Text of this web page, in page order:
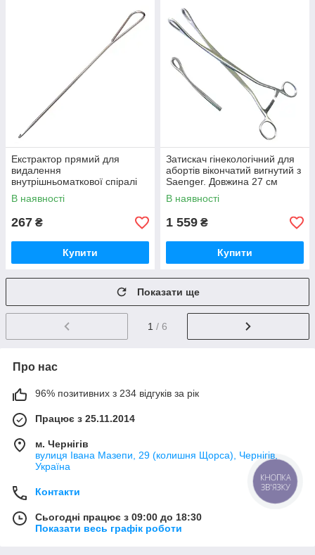
Екстрактор прямий для
видалення
внутрішньоматкової спіралі
через Krayenbuhl. Довжина
29 см
В наявності
267 ₴
Купити
Затискач гінекологічний для
абортів вікончатий вигнутий з
Saenger. Довжина 27 см
В наявності
1 559 ₴
Купити
Показати ще
1 / 6
Про нас
96% позитивних з 234 відгуків за рік
Працює з 25.11.2014
м. Чернігів
вулиця Івана Мазепи, 29 (колишня Щорса), Чернігів,
Україна
Контакти
Сьогодні працює з 09:00 до 18:30
Показати весь графік роботи
КНОПКА
ЗВ'ЯЗКУ